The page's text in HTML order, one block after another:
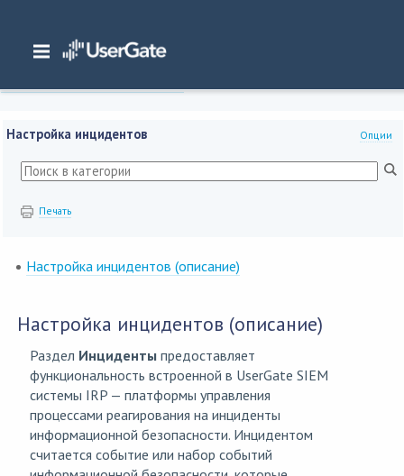
Главная/ Документация/SIEM/
UserGate SIEM 7.2.x Руководство администратора
Опции
Настройка инцидентов
Печать
Настройка инцидентов (описание)
Настройка инцидентов (описание)
Раздел Инциденты предоставляет
функциональность встроенной в UserGate SIEM
системы IRP — платформы управления
процессами реагирования на инциденты
информационной безопасности. Инцидентом
считается событие или набор событий